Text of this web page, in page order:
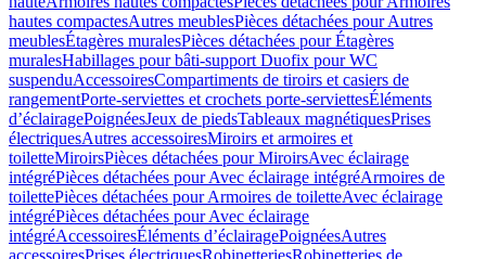
hautes compactesAutres meublesPièces détachées pour Autres
meublesÉtagères muralesPièces détachées pour Étagères
muralesHabillages pour bâti-support Duofix pour WC
suspenduAccessoiresCompartiments de tiroirs et casiers de
rangementPorte-serviettes et crochets porte-serviettesÉléments
d’éclairagePoignéesJeux de piedsTableaux magnétiquesPrises
électriquesAutres accessoiresMiroirs et armoires et
toiletteMiroirsPièces détachées pour MiroirsAvec éclairage
intégréPièces détachées pour Avec éclairage intégréArmoires de
toilettePièces détachées pour Armoires de toiletteAvec éclairage
intégréPièces détachées pour Avec éclairage
intégréAccessoiresÉléments d’éclairagePoignéesAutres
accessoiresPrises électriquesRobinetteriesRobinetteries de